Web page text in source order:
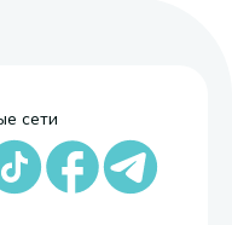
сети